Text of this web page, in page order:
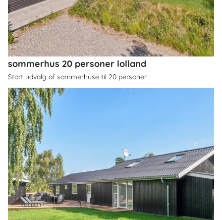
sommerhus 20 personer lolland
Stort udvalg af sommerhuse til 20 personer
OmLolland